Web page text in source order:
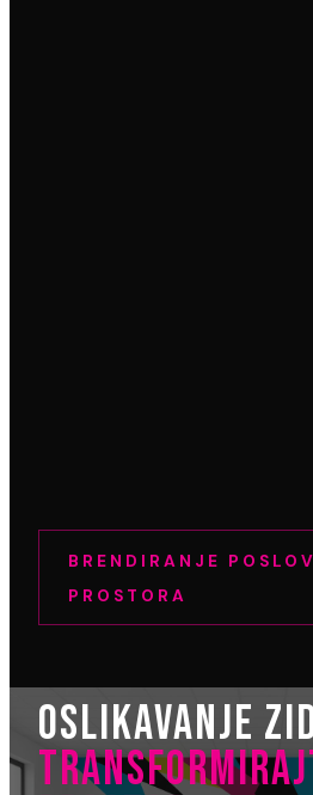
BRENDIRANJE
PROSTORA
OSLIKAVANJE